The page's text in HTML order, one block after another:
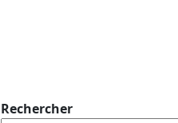
Rechercher